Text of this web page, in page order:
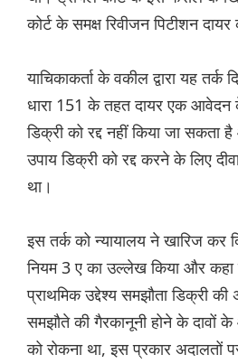
कोर्ट के समक्ष रिवीजन पिटीशन दायर
याचिकाकर्ता के वकील द्वारा यह तर्क
धारा 151 के तहत दायर एक आवेदन
डिक्री को रद्द नहीं किया जा
उपाय डिक्री को रद्द करने के लिए
था।
इस तर्क को न्यायालय ने खारिज
नियम 3 ए का उल्लेख किया और कहा
प्राथमिक उद्देश्य समझौता डिक्री
समझौते की गैरकानूनी होने के दावों
को रोकना था, इस प्रकार अदालतों